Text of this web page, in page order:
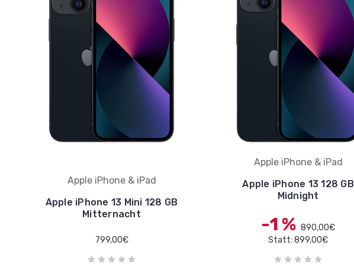
Apple iPhone & iPad
Apple iPhone 13 Mini 128 GB
Mitternacht
799,00€
Apple iPhone & iPad
Apple iPhone 13 128 GB
Midnight
-1 % 890,00€
Statt: 899,00€